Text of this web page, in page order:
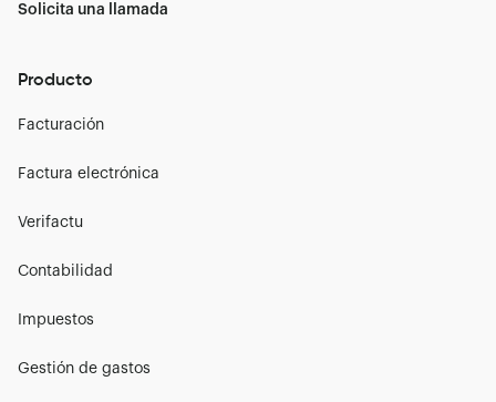
Solicita una llamada
Producto
Facturación
Factura electrónica
Verifactu
Contabilidad
Impuestos
Gestión de gastos